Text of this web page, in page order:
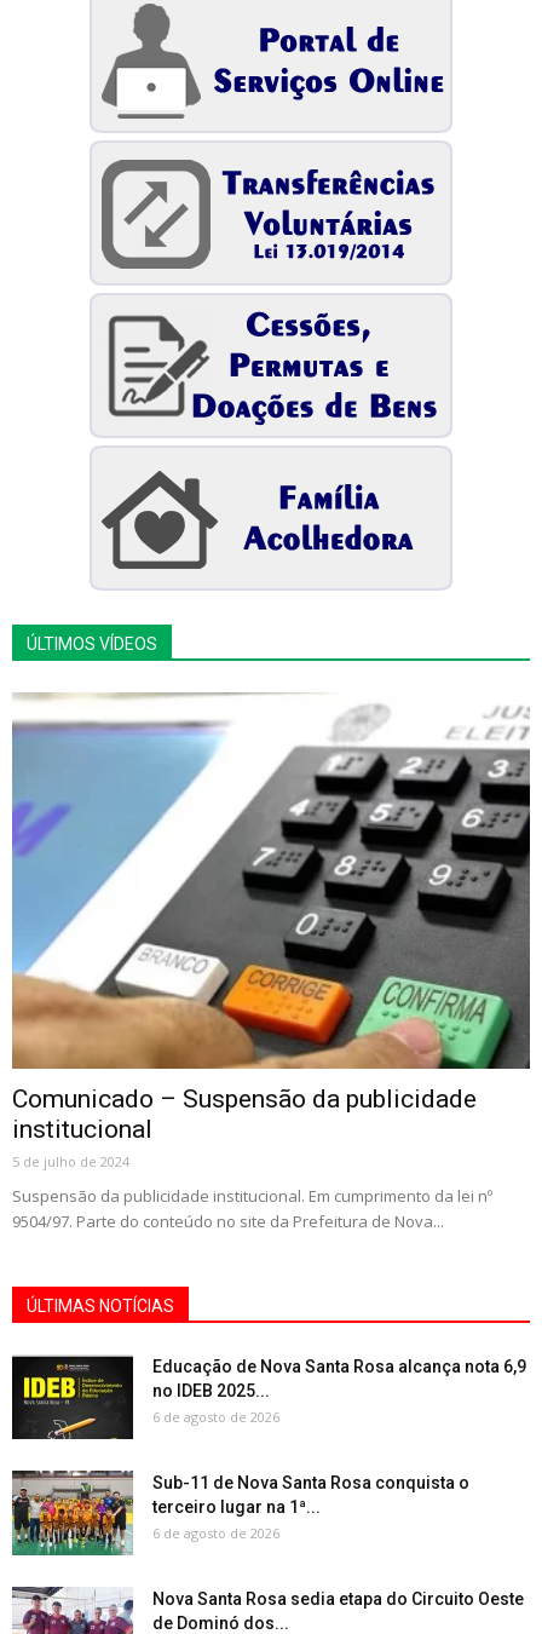
ÚLTIMOS VÍDEOS
Comunicado – Suspensão da publicidade
institucional
5 de julho de 2024
Suspensão da publicidade institucional. Em cumprimento da lei nº
9504/97. Parte do conteúdo no site da Prefeitura de Nova...
ÚLTIMAS NOTÍCIAS
Educação de Nova Santa Rosa alcança nota 6,9
no IDEB 2025...
6 de agosto de 2026
Sub-11 de Nova Santa Rosa conquista o
terceiro lugar na 1ª...
6 de agosto de 2026
Nova Santa Rosa sedia etapa do Circuito Oeste
de Dominó dos...